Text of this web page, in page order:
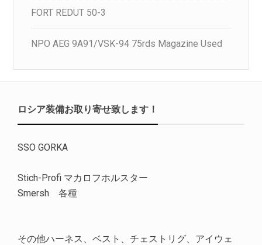
FORT REDUT 50-3
NPO AEG 9A91/VSK-94 75rds Magazine Used
ロシア装備お取り寄せ致します！
SSO GORKA
Stich-Profi マカロフホルスター
Smersh 各種
その他ハーネス、ベスト、チェストリグ、アイウェ